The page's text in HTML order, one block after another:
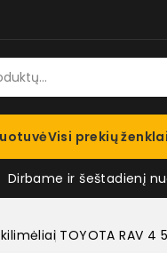
Visi prekių ženklai
Dirbame ir šeštadienį
TOYOTA RAV